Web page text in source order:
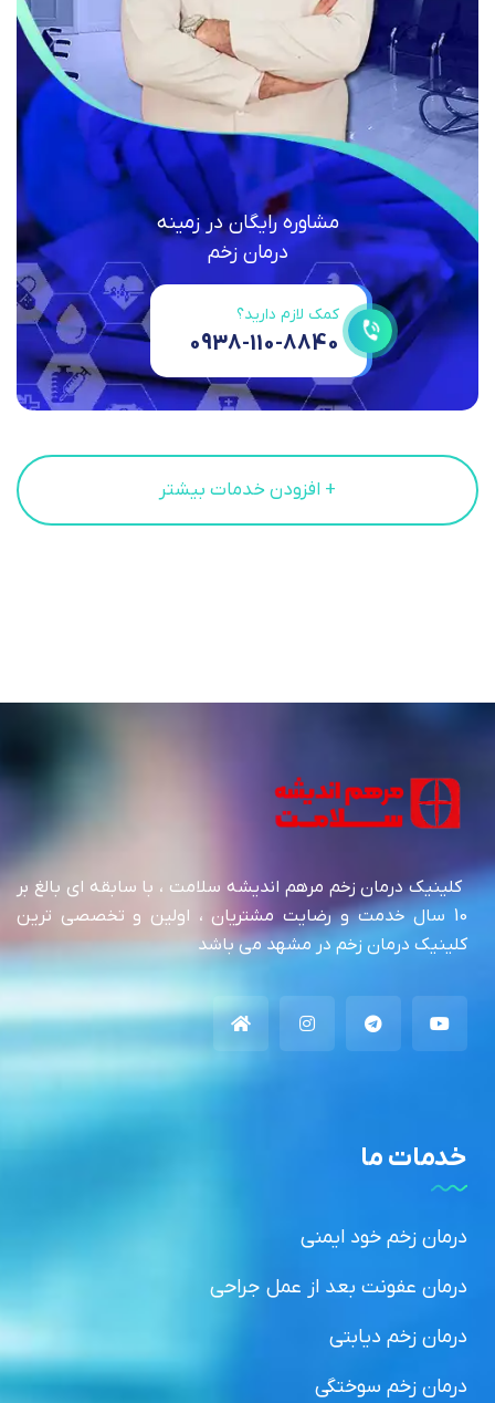
مشاوره رایگان در زمینه
درمان زخم
کمک لازم دارید؟
0938-110-8840
+ افزودن خدمات بیشتر
کلینیک درمان زخم مرهم اندیشه سلامت ، با سابقه ای بالغ بر
10 سال خدمت و رضایت مشتریان ، اولین و تخصصی ترین
کلینیک درمان زخم در مشهد می باشد
خدمات ما
درمان زخم خود ایمنی
درمان عفونت بعد از عمل جراحی
درمان زخم دیابتی
درمان زخم سوختگی